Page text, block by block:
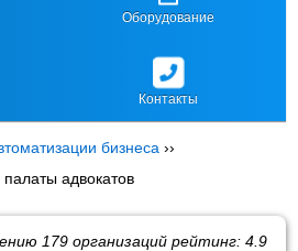
Оборудование
Контакты
бизнеса ››
адвокатов
179организаций рейтинг: 4.9